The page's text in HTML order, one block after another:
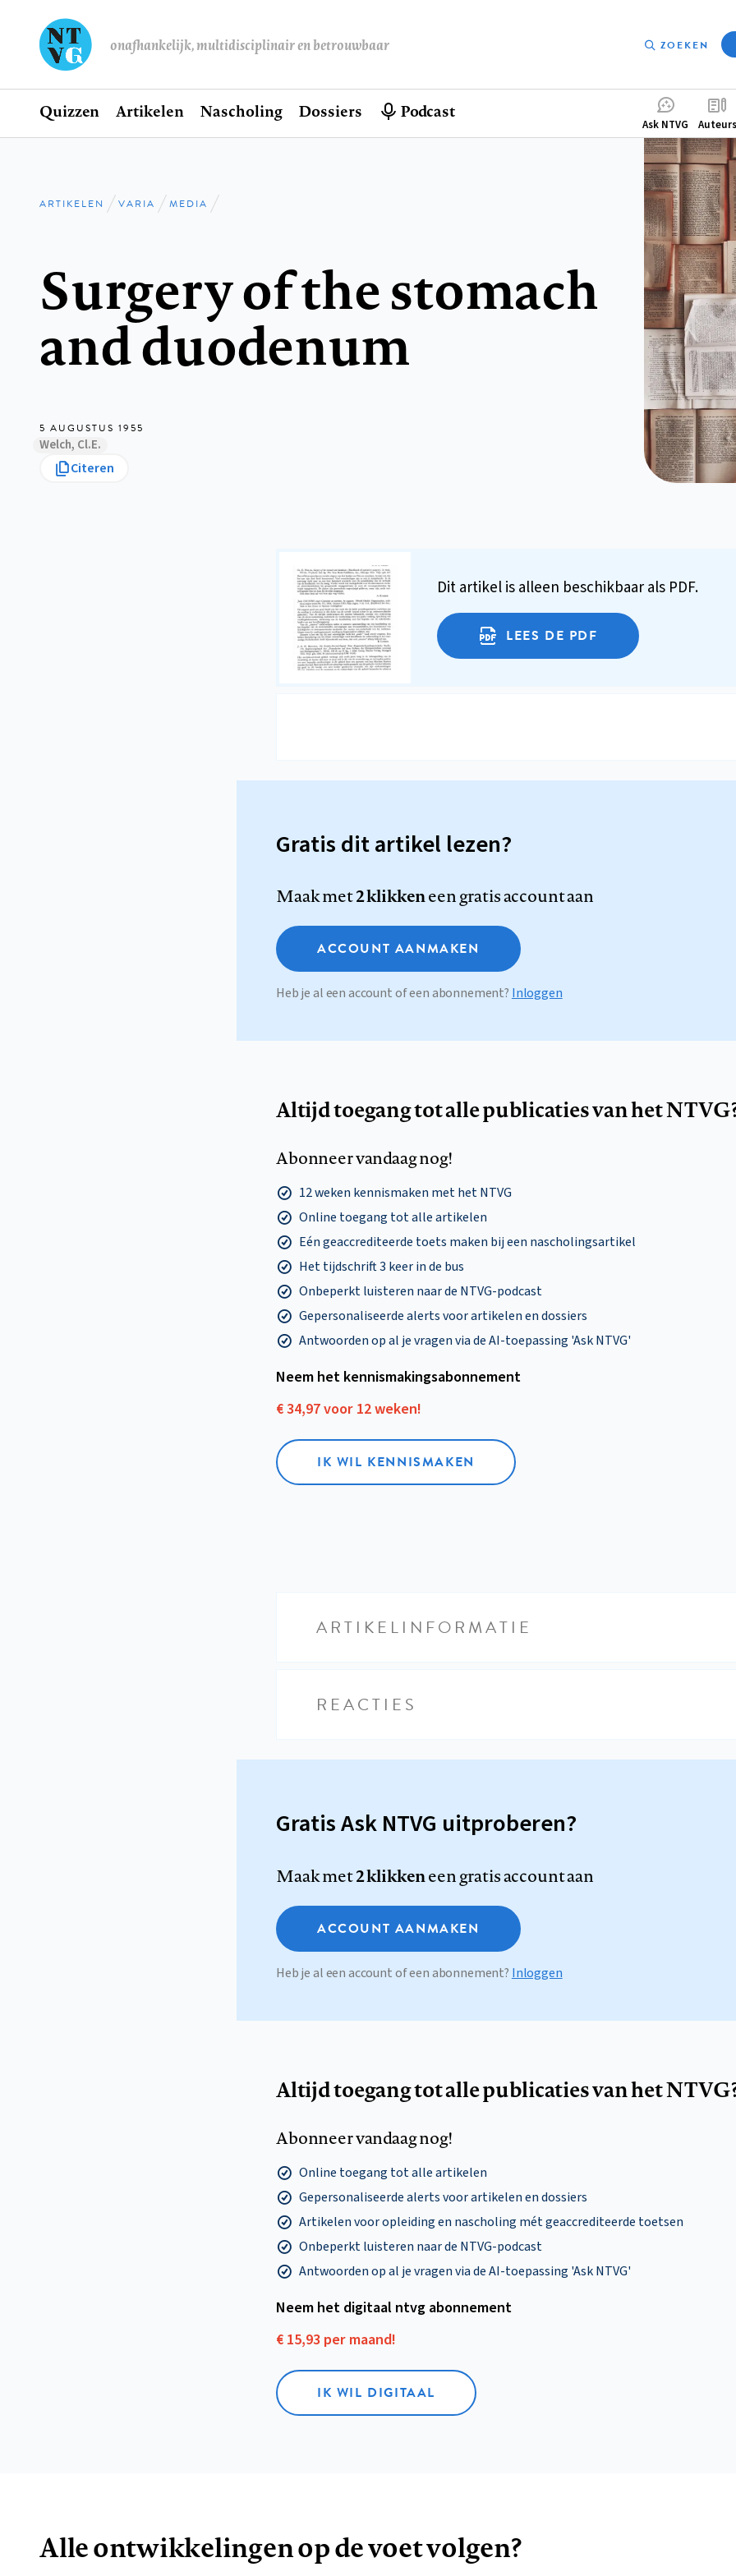
onafhankelijk, multidisciplinair en betrouwbaar ZOEKEN
Hoofdnavigatie
Home
Quizzen Artikelen Nascholing Dossiers Podcast
menu
Ask NTVG Auteurs
Kruimelpad
ARTIKELEN VARIA MEDIA
Surgery of the stomach
and duodenum
5 AUGUSTUS 1955
Welch, Cl.E.
Citeren
Dit artikel is alleen beschikbaar als PDF.
LEES DE PDF
Gratis dit artikel lezen?
Maak met2 klikkeneen gratis account aan
ACCOUNT AANMAKEN
Heb je al een account of een abonnement? Inloggen
Altijd toegang tot alle publicaties van het
Abonneer vandaag nog!
12 weken kennismaken met het NTVG
Online toegang tot alle artikelen
Eén geaccrediteerde toets maken bij een nascholingsartikel
Het tijdschrift 3 keer in de bus
Onbeperkt luisteren naar de NTVG-podcast
Gepersonaliseerde alerts voor artikelen en dossiers
Antwoorden op al je vragen via de AI-toepassing 'Ask NTVG'
Neem het kennismakings­abonnement
€ 34,97 voor 12 weken!
IK WIL KENNISMAKEN
ARTIKELINFORMATIE
REACTIES
Gratis Ask NTVG uitproberen?
Maak met2 klikkeneen gratis account aan
ACCOUNT AANMAKEN
Heb je al een account of een abonnement? Inloggen
Altijd toegang tot alle publicaties van het
Abonneer vandaag nog!
Online toegang tot alle artikelen
Gepersonaliseerde alerts voor artikelen en dossiers
Artikelen voor opleiding en nascholing mét geaccrediteerde toetsen
Onbeperkt luisteren naar de NTVG-podcast
Antwoorden op al je vragen via de AI-toepassing 'Ask NTVG'
Neem het digitaal ntvg abonnement
€ 15,93 per maand!
IK WIL DIGITAAL
Alle ontwikkelingen op de voet volgen?